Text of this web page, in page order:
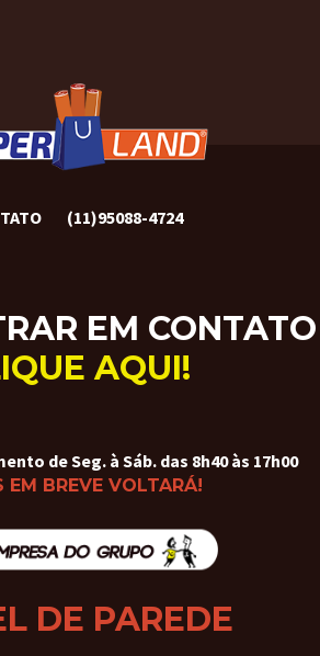
(11)95088-4724
EM CONTATO
AQUI!
de Seg. à Sáb. das 8h40 às 17h00
EM BREVE VOLTARÁ!
DE PAREDE